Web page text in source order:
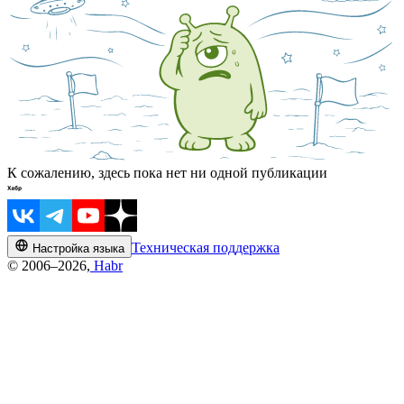
К сожалению, здесь пока нет ни одной публикации
Настройка языка Техническая поддержка
© 2006–2026, Habr